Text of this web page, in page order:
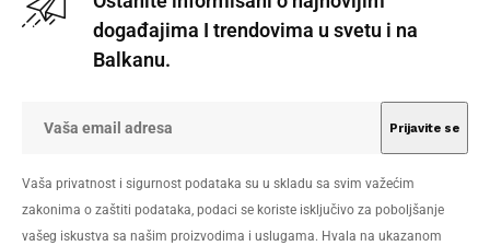
događajima I trendovima u svetu i na
Balkanu.
Vaša privatnost i sigurnost podataka su u skladu sa svim važećim
zakonima o zaštiti podataka, podaci se koriste isključivo za poboljšanje
vašeg iskustva sa našim proizvodima i uslugama. Hvala na ukazanom